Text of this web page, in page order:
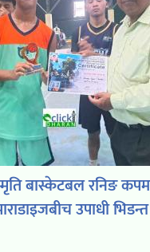
बास्केटबल रनिङ
उपाधी